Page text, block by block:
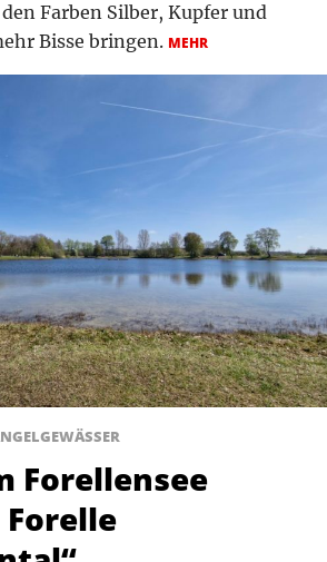
Farben Silber, Kupfer und
Bisse bringen. MEHR
Forellensee